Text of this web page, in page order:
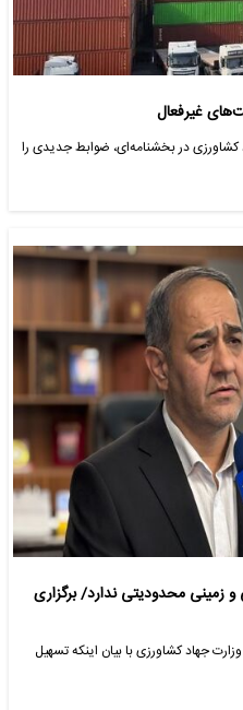
غیرفعال
کشاورزی در بخشنامه‌ای، ضوابط جدیدی را
زمینی محدودیتی ندارد/ برگزاری
جهاد کشاورزی با بیان اینکه تسهیل